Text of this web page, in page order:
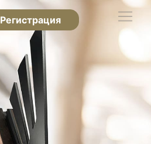
Регистрация